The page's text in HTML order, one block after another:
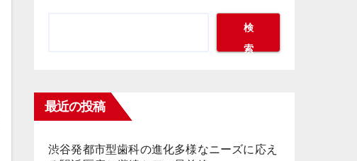
検
索
最近の投稿
渋谷発都市型歯科の進化多様なニーズに応え